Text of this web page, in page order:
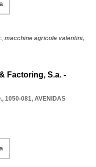
macchine agricole valentini,
Factoring, S.a. -
1050-081, AVENIDAS